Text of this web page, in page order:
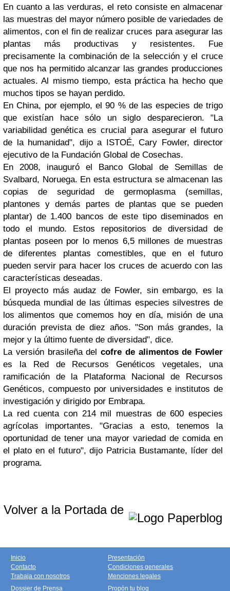
En cuanto a las verduras, el reto consiste en almacenar
las muestras del mayor número posible de variedades de
alimentos, con el fin de realizar cruces para asegurar las
plantas más productivas y resistentes. Fue
precisamente la combinación de la selección y el cruce
que nos ha permitido alcanzar las grandes producciones
actuales. Al mismo tiempo, esta práctica ha hecho que
muchos tipos se hayan perdido.
En China, por ejemplo, el 90 % de las especies de trigo
que existían hace sólo un siglo desparecieron. "La
variabilidad genética es crucial para asegurar el futuro
de la humanidad", dijo a ISTOÉ, Cary Fowler, director
ejecutivo de la Fundación Global de Cosechas.
En 2008, inauguró el Banco Global de Semillas de
Svalbard, Noruega. En esta estructura se almacenan las
copias de seguridad de germoplasma (semillas,
plantones y demás partes de plantas que se pueden
plantar) de 1.400 bancos de este tipo diseminados en
todo el mundo. Estos repositorios de diversidad de
plantas poseen por lo menos 6,5 millones de muestras
de diferentes plantas comestibles, que en el futuro
pueden servir para hacer los cruces de acuerdo con las
características deseadas.
El proyecto más audaz de Fowler, sin embargo, es la
búsqueda mundial de las últimas especies silvestres de
los alimentos que comemos hoy en día, misión de una
duración prevista de diez años. "Son más grandes, la
mejor y la último fuente de diversidad", dice.
La versión brasileña del cofre de alimentos de Fowler
es la Red de Recursos Genéticos vegetales, una
ramificación de la Plataforma Nacional de Recursos
Genéticos, compuesto por universidades e institutos de
investigación y dirigido por Embrapa.
La red cuenta con 214 mil muestras de 600 especies
agrícolas importantes. "Gracias a esto, tenemos la
oportunidad de tener una mayor variedad de comida en
el plato en el futuro", dijo Patricia Bustamante, líder del
programa.
Volver a la Portada de
Inicio
Contacto
Trabaja con nosotros
Presentación
Condiciones generales
Menciones legales
Dossier de Prensa
Propón tu blog